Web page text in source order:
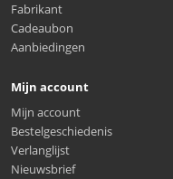
Fabrikant
Cadeaubon
Aanbiedingen
Mijn account
Mijn account
Bestelgeschiedenis
Verlanglijst
Nieuwsbrief